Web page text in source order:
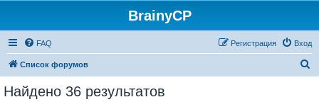
BrainyCP
FAQ Вход
Регистрация
Список форумов
Найдено 36 результатов